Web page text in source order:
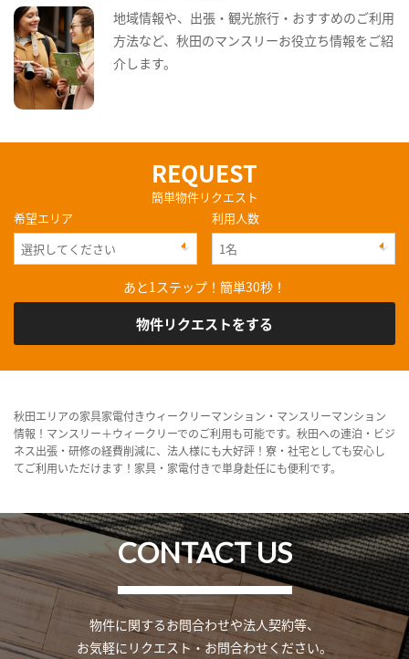
地域情報や、出張・観光旅行・おすすめのご利用
方法など、秋田のマンスリーお役立ち情報をご紹
介します。
REQUEST
簡単物件リクエスト
希望エリア
利用人数
あと1ステップ！簡単30秒！
物件リクエストをする
秋田エリアの家具家電付きウィークリーマンション・マンスリーマンション
情報！マンスリー＋ウィークリーでのご利用も可能です。秋田への連泊・ビジ
ネス出張・研修の経費削減に、法人様にも大好評！寮・社宅としても安心し
てご利用いただけます！家具・家電付きで単身赴任にも便利です。
CONTACT US
物件に関するお問合わせや法人契約等、
お気軽にリクエスト・お問合わせください。